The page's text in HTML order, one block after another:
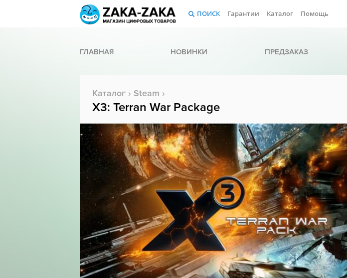
ПОИСК Гарантии Каталог Помощь
ГЛАВНАЯ НОВИНКИ ПРЕДЗАКАЗ
Каталог › Steam ›
X3: Terran War Package